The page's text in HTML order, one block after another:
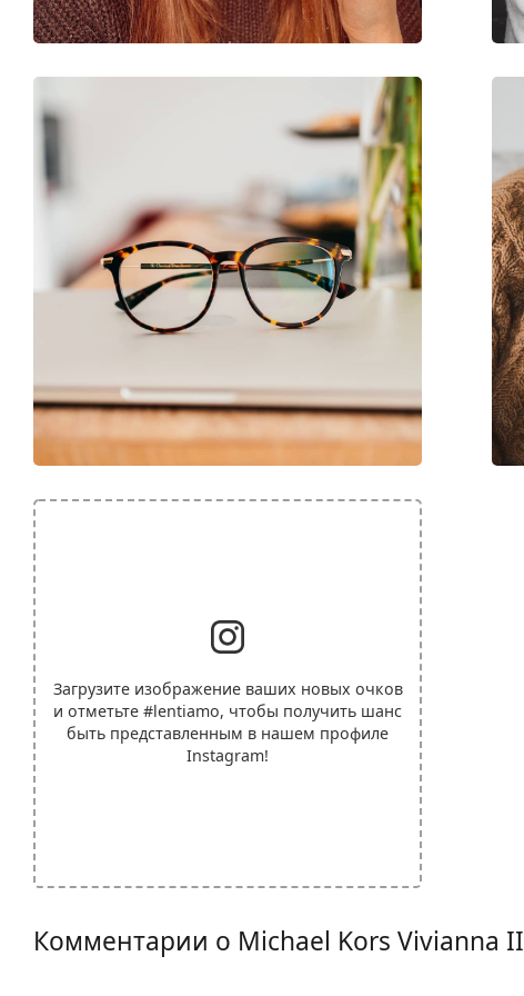
Код:
0MK4030 3163 54
Загрузите изображение ваших новых очков
и отметьте #lentiamo, чтобы получить шанс
быть представленным в нашем профиле
Instagram!
Комментарии о Michael Kors Vivianna II